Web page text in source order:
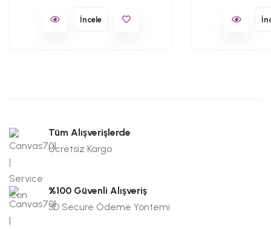
İncele
Tüm Alışverişlerde
Ücretsiz Kargo
%100 Güvenli Alışveriş
3D Secure Ödeme Yöntemi